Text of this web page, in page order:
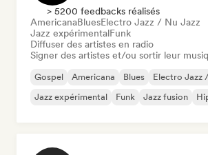
> 5200 feedbacks réalisés
AmericanaBluesElectro Jazz / Nu Jazz
Jazz expérimentalFunk
Diffuser des artistes en radio
Signer des artistes et/ou sortir leur
Gospel Americana Blues
Electro Jazz
Jazz expérimental
Funk Jazz fusion